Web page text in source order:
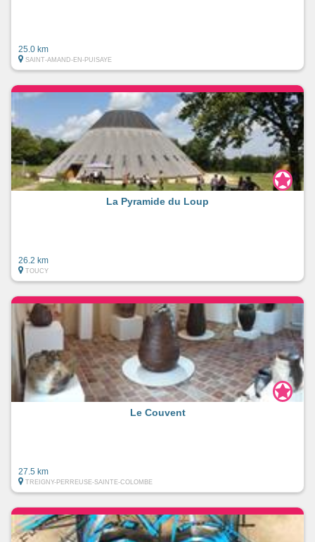
25.0 km
SAINT-AMAND-EN-PUISAYE
La Pyramide du Loup
26.2 km
TOUCY
Le Couvent
27.5 km
TREIGNY-PERREUSE-SAINTE-COLOMBE